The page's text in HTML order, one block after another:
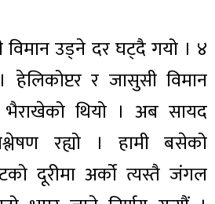
विमान उड्ने दर घट्दै गयो । ४
हेलिकोप्टर र जासुसी विमान
थियो । अब सायद
रह्यो । हामी बसेको
दूरीमा अर्को त्यस्तै जंगल